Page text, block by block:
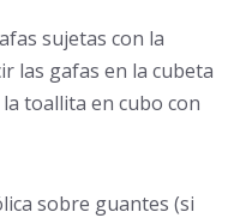
sujetas con la
las gafas en la cubeta
toallita en cubo con
sobre guantes (si